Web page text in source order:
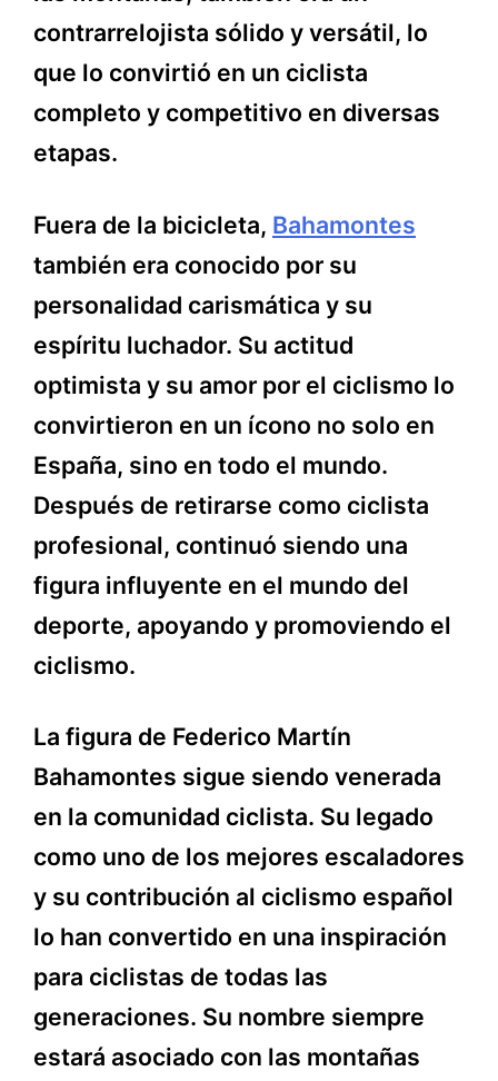
contrarrelojista sólido y versátil, lo
que lo convirtió en un ciclista
completo y competitivo en diversas
etapas.
Fuera de la bicicleta, Bahamontes
también era conocido por su
personalidad carismática y su
espíritu luchador. Su actitud
optimista y su amor por el ciclismo lo
convirtieron en un ícono no solo en
España, sino en todo el mundo.
Después de retirarse como ciclista
profesional, continuó siendo una
figura influyente en el mundo del
deporte, apoyando y promoviendo el
ciclismo.
La figura de Federico Martín
Bahamontes sigue siendo venerada
en la comunidad ciclista. Su legado
como uno de los mejores escaladores
y su contribución al ciclismo español
lo han convertido en una inspiración
para ciclistas de todas las
generaciones. Su nombre siempre
estará asociado con las montañas